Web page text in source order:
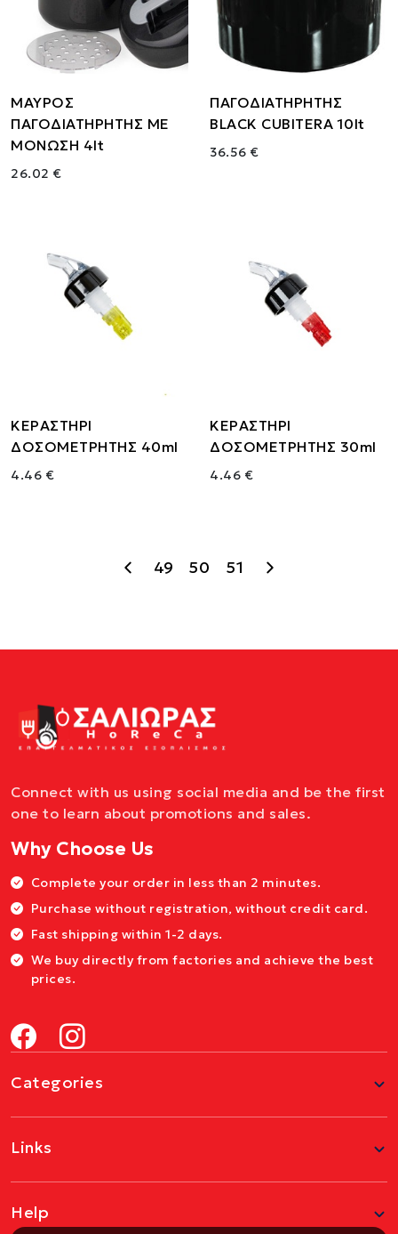
ΜΑΥΡΟΣ
ΠΑΓΟΔΙΑΤΗΡΗΤΗΣ ΜΕ
ΜΟΝΩΣΗ 4lt
26.02 €
ΠΑΓΟΔΙΑΤΗΡΗΤΗΣ
BLACK CUBITERA 10lt
36.56 €
ΚΕΡΑΣΤΗΡΙ
ΔΟΣΟΜΕΤΡΗΤΗΣ 40ml
4.46 €
ΚΕΡΑΣΤΗΡΙ
ΔΟΣΟΜΕΤΡΗΤΗΣ 30ml
4.46 €
49 50 51
Connect with us using social media and be the first
one to learn about promotions and sales.
Why Choose Us
Complete your order in less than 2 minutes.
Purchase without registration, without credit card.
Fast shipping within 1-2 days.
We buy directly from factories and achieve the best
prices.
Categories
Links
Help